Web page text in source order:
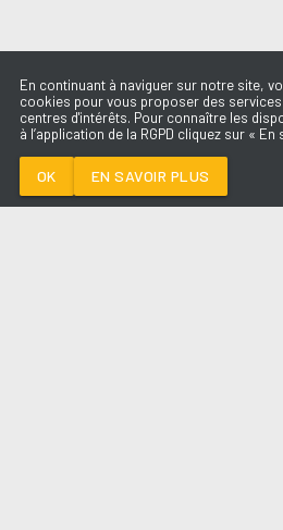
En continuant à naviguer sur notre site,
cookies pour vous proposer des
centres d'intérêts. Pour connaître les
à l’application de la RGPD cliquez sur «
OK EN SAVOIR PLUS